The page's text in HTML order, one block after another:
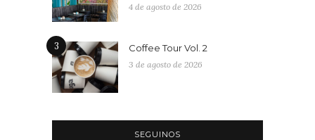
4 de agosto de 2026
3 Coffee Tour Vol. 2
3 de agosto de 2026
SEGUINOS